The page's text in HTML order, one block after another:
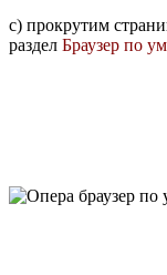
с) прокрутим
раздел Браузер по